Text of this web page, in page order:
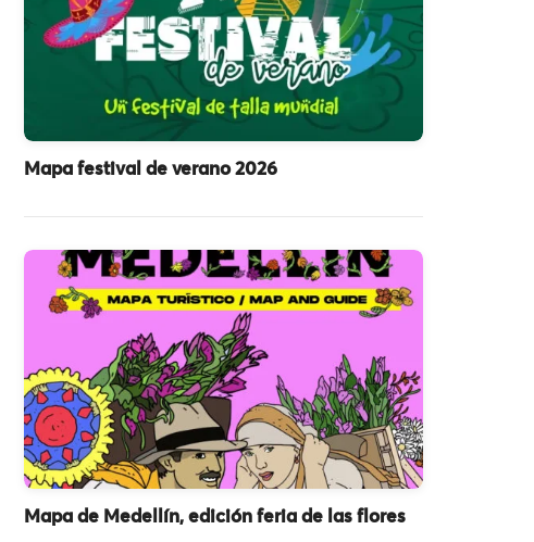
Mapa festival de verano 2026
Mapa de Medellín, edición feria de las flores